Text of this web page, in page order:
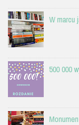
W marcu
500 000